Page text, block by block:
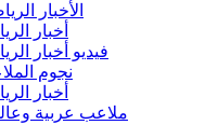
الأخبار
أخبار
فيديو أخبار
نجوم
أخبار
ملاعب عربية